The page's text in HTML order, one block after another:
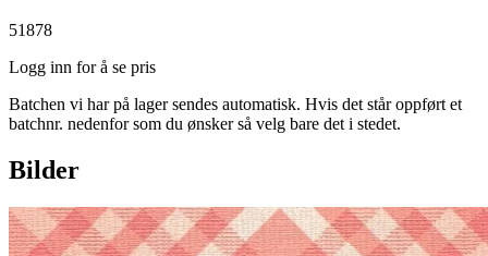
51878
Logg inn for å se pris
Batchen vi har på lager sendes automatisk. Hvis det står oppført et
batchnr. nedenfor som du ønsker så velg bare det i stedet.
Bilder